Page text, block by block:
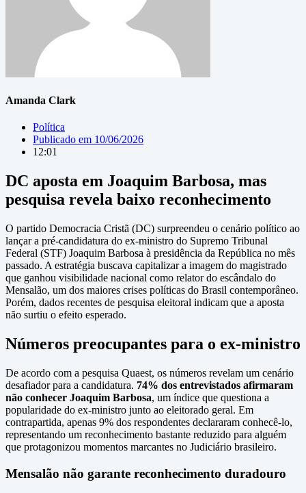
Amanda Clark
Política
Publicado em 10/06/2026
12:01
DC aposta em Joaquim Barbosa, mas
pesquisa revela baixo reconhecimento
O partido Democracia Cristã (DC) surpreendeu o cenário político ao
lançar a pré-candidatura do ex-ministro do Supremo Tribunal
Federal (STF) Joaquim Barbosa à presidência da República no mês
passado. A estratégia buscava capitalizar a imagem do magistrado
que ganhou visibilidade nacional como relator do escândalo do
Mensalão, um dos maiores crises políticas do Brasil contemporâneo.
Porém, dados recentes de pesquisa eleitoral indicam que a aposta
não surtiu o efeito esperado.
Números preocupantes para o ex-ministro
De acordo com a pesquisa Quaest, os números revelam um cenário
desafiador para a candidatura. 74% dos entrevistados afirmaram
não conhecer Joaquim Barbosa, um índice que questiona a
popularidade do ex-ministro junto ao eleitorado geral. Em
contrapartida, apenas 9% dos respondentes declararam conhecê-lo,
representando um reconhecimento bastante reduzido para alguém
que protagonizou momentos marcantes no Judiciário brasileiro.
Mensalão não garante reconhecimento duradouro